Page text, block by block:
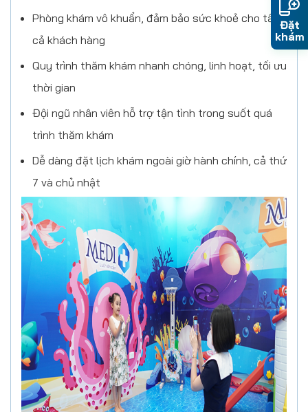
Phòng khám vô khuẩn, đảm bảo sức khoẻ cho tất
cả khách hàng
Quy trình thăm khám nhanh chóng, linh hoạt, tối ưu
thời gian
Đội ngũ nhân viên hỗ trợ tận tình trong suốt quá
trình thăm khám
Dễ dàng đặt lịch khám ngoài giờ hành chính, cả thứ
7 và chủ nhật
Đặt
khám